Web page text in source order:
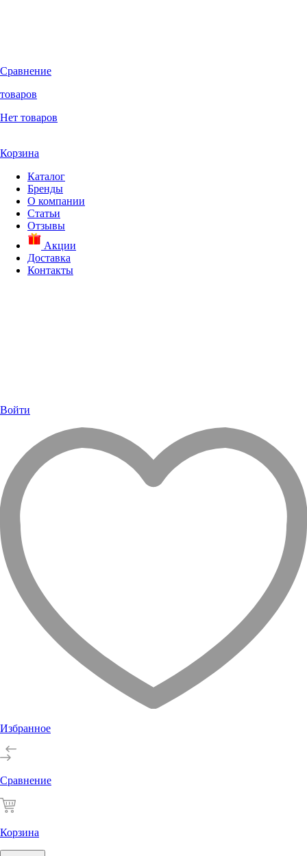
Сравнение
товаров
Нет товаров
Корзина
Каталог
Бренды
О компании
Статьи
Отзывы
Акции
Доставка
Контакты
Войти
Избранное
Сравнение
Корзина